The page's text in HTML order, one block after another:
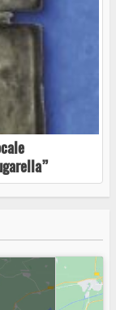
sur grugno”
Summer Live